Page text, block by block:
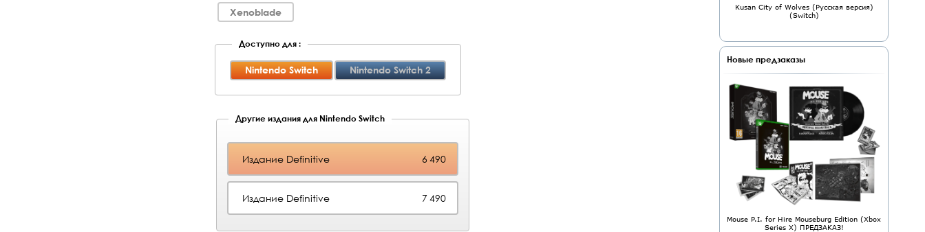
Xenoblade
Доступно для :
Nintendo Switch Nintendo Switch 2
Другие издания для Nintendo Switch
Издание Definitive 6 490
Издание Definitive 7 490
Kusan City of Wolves (Русская версия)
(Switch)
Новые предзаказы
Mouse P.I. for Hire Mouseburg Edition (Xbox
Series X) ПРЕДЗАКАЗ!